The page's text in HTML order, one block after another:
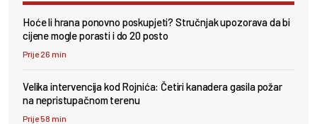
Hoće li hrana ponovno poskupjeti? Stručnjak upozorava da bi
cijene mogle porasti i do 20 posto
Prije 26 min
Velika intervencija kod Rojnića: Četiri kanadera gasila požar
na nepristupačnom terenu
Prije 58 min